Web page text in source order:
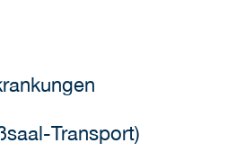
Transport)